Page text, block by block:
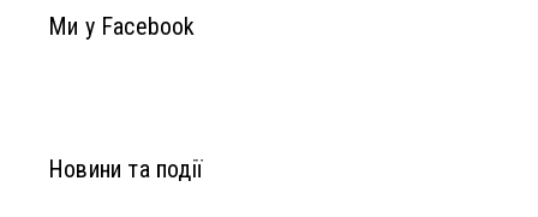
Ми у Facebook
Новини та події